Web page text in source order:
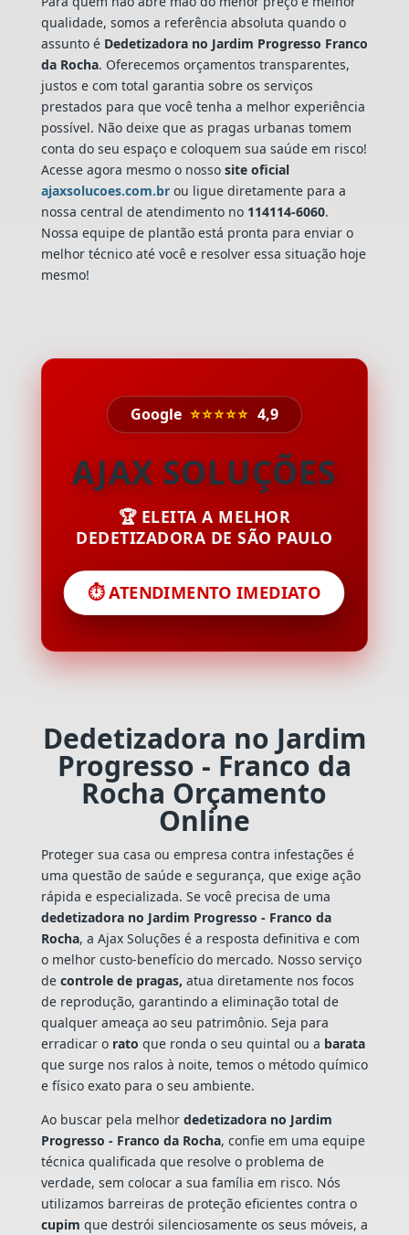
qualidade, somos a referência absoluta quando o
assunto é Dedetizadora no Jardim Progresso Franco
da Rocha. Oferecemos orçamentos transparentes,
justos e com total garantia sobre os serviços
prestados para que você tenha a melhor experiência
possível. Não deixe que as pragas urbanas tomem
conta do seu espaço e coloquem sua saúde em risco!
Acesse agora mesmo o nossosite oficial
ajaxsolucoes.com.brou ligue diretamente para a
nossa central de atendimento no 114114-6060.
Nossa equipe de plantão está pronta para enviar o
melhor técnico até você e resolver essa situação hoje
mesmo!
Google ⭐⭐⭐⭐⭐ 4,9
AJAX SOLUÇÕES
🏆 ELEITA A MELHOR
DEDETIZADORA DE SÃO PAULO
⏱️ ATENDIMENTO IMEDIATO
Dedetizadora no Jardim
Progresso - Franco da
Rocha Orçamento
Online
Proteger sua casa ou empresa contra infestações é
uma questão de saúde e segurança, que exige ação
rápida e especializada. Se você precisa de uma
dedetizadora no Jardim Progresso - Franco da
Rocha, a Ajax Soluções é a resposta definitiva e com
o melhor custo-benefício do mercado. Nosso serviço
de controle de pragas, atua diretamente nos focos
de reprodução, garantindo a eliminação total de
qualquer ameaça ao seu patrimônio. Seja para
erradicar o rato que ronda o seu quintal ou a barata
que surge nos ralos à noite, temos o método químico
e físico exato para o seu ambiente.
Ao buscar pela melhor dedetizadora no Jardim
Progresso - Franco da Rocha, confie em uma equipe
técnica qualificada que resolve o problema de
verdade, sem colocar a sua família em risco. Nós
utilizamos barreiras de proteção eficientes contra o
cupim que destrói silenciosamente os seus móveis, a